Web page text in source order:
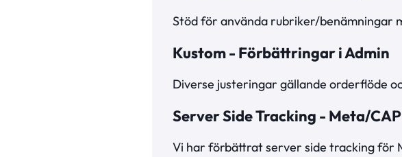
Stöd för använda rubriker/benämningar
Kustom - Förbättringar i Admin
Diverse justeringar gällande orderflöde
Server Side Tracking - Meta/
Vi har förbättrat server side tracking för